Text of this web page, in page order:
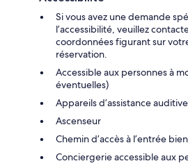
Si vous avez une demande
l’accessibilité, veuillez
coordonnées figurant sur
réservation.
Accessible aux personnes à
éventuelles)
Appareils d’assistance auditive
Ascenseur
Chemin d’accès à l’entrée
Conciergerie accessible aux